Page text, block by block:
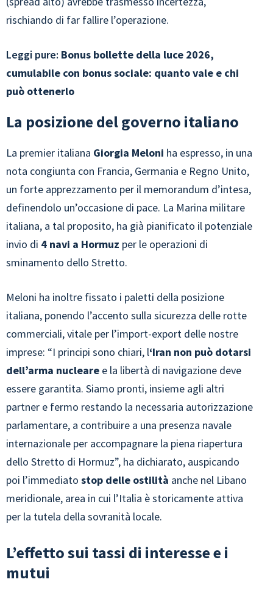
rischiando di far fallire l’operazione.
Leggi pure: Bonus bollette della luce 2026,
cumulabile con bonus sociale: quanto vale e chi
può ottenerlo
La posizione del governo italiano
La premier italiana Giorgia Meloni ha espresso, in una
nota congiunta con Francia, Germania e Regno Unito,
un forte apprezzamento per il memorandum d’intesa,
definendolo un’occasione di pace. La Marina militare
italiana, a tal proposito, ha già pianificato il potenziale
invio di 4 navi a Hormuz per le operazioni di
sminamento dello Stretto.
Meloni ha inoltre fissato i paletti della posizione
italiana, ponendo l’accento sulla sicurezza delle rotte
commerciali, vitale per l’import-export delle nostre
imprese: “I principi sono chiari, l‘Iran non può dotarsi
dell’arma nucleare e la libertà di navigazione deve
essere garantita. Siamo pronti, insieme agli altri
partner e fermo restando la necessaria autorizzazione
parlamentare, a contribuire a una presenza navale
internazionale per accompagnare la piena riapertura
dello Stretto di Hormuz”, ha dichiarato, auspicando
poi l’immediato stop delle ostilità anche nel Libano
meridionale, area in cui l’Italia è storicamente attiva
per la tutela della sovranità locale.
L’effetto sui tassi di interesse e i
mutui